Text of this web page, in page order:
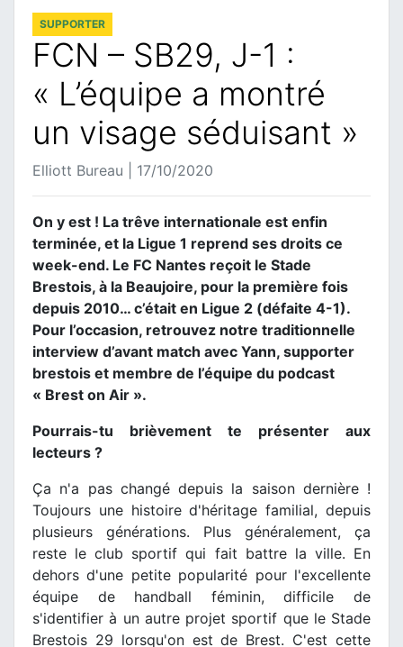
SUPPORTER
FCN – SB29, J-1 :
« L’équipe a montré
un visage séduisant »
Elliott Bureau | 17/10/2020
On y est ! La trêve internationale est enfin
terminée, et la Ligue 1 reprend ses droits ce
week-end. Le FC Nantes reçoit le Stade
Brestois, à la Beaujoire, pour la première fois
depuis 2010… c’était en Ligue 2 (défaite 4-1).
Pour l’occasion, retrouvez notre traditionnelle
interview d’avant match avec Yann, supporter
brestois et membre de l’équipe du podcast
« Brest on Air ».
Pourrais-tu brièvement te présenter aux
lecteurs ?
Ça n'a pas changé depuis la saison dernière !
Toujours une histoire d'héritage familial, depuis
plusieurs générations. Plus généralement, ça
reste le club sportif qui fait battre la ville. En
dehors d'une petite popularité pour l'excellente
équipe de handball féminin, difficile de
s'identifier à un autre projet sportif que le Stade
Brestois 29 lorsqu'on est de Brest. C'est cette